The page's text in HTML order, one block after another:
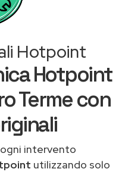
Hotpoint
Hotpoint
Terme con
intervento
utilizzando solo